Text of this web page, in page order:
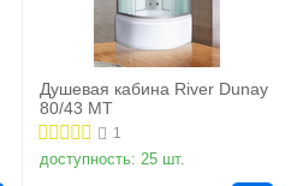
Душевая кабина River Dunay
80/43 MT
1
доступность: 25 шт.